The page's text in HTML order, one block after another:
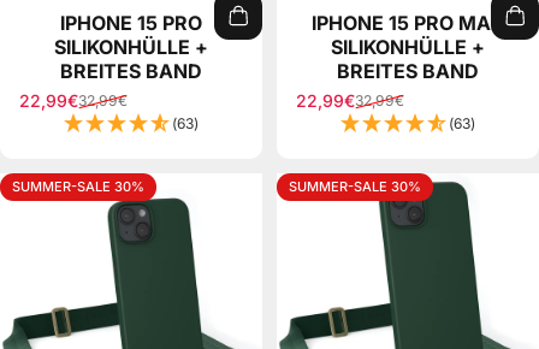
IPHONE 15 PRO
SILIKONHÜLLE +
BREITES BAND
Sale price
22,99€
Regular price
32,99€
(63)
IPHONE 15 PRO MAX
SILIKONHÜLLE +
BREITES BAND
Sale price
22,99€
Regular price
32,99€
(63)
SUMMER-SALE 30% SUMMER-SALE 30%